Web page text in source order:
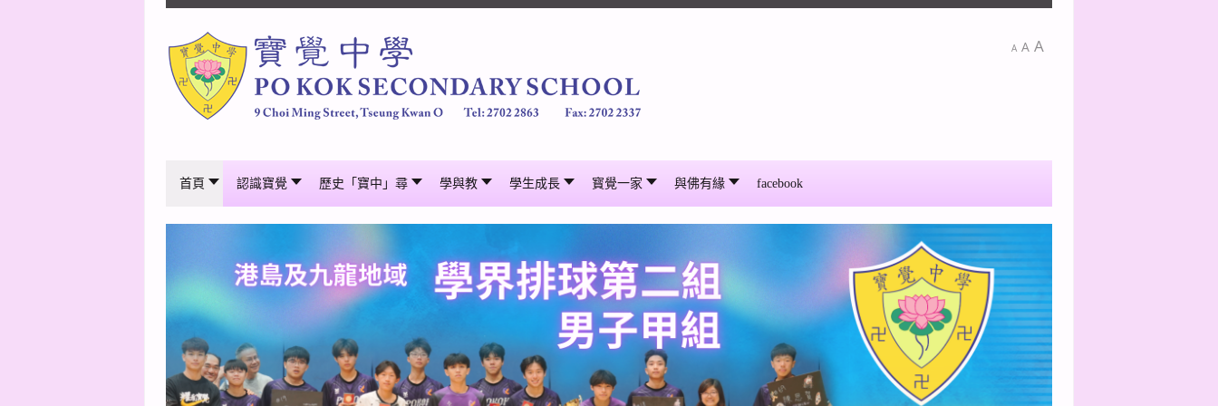
A A A
首頁 認識寶覺 歷史「寶中」尋 學與教 學生成長 寳覺一家 與佛有緣 facebook